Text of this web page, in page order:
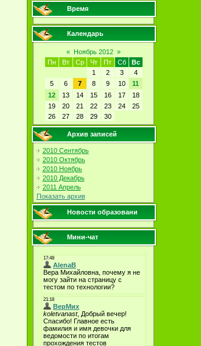
Время
Календарь
« Ноябрь 2012 »
Пн
Вт Ср Чт Пт Сб
Вс
1
2 3
4
5
6 7 8 9 10
11
12
13 14 15 16 17
18
19
20 21 22 23 24
25
26
27 28 29 30
Архив записей
2010 Сентябрь
2010 Октябрь
2010 Ноябрь
2010 Декабрь
2011 Апрель
Показать архив
Новости образовани
Мини-чат